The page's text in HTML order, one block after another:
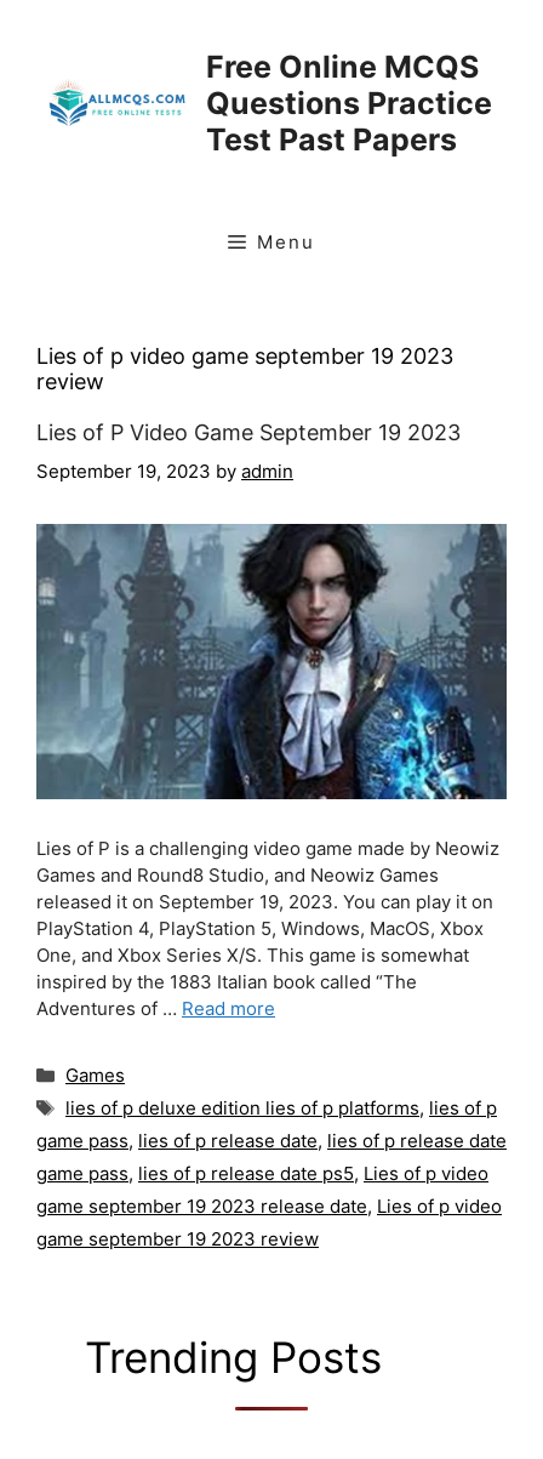
Free Online MCQS
Questions Practice
Test Past Papers
Menu
Lies of p video game september 19 2023
review
Lies of P Video Game September 19 2023
September 19, 2023 by admin
Lies of P is a challenging video game made by Neowiz
Games and Round8 Studio, and Neowiz Games
released it on September 19, 2023. You can play it on
PlayStation 4, PlayStation 5, Windows, MacOS, Xbox
One, and Xbox Series X/S. This game is somewhat
inspired by the 1883 Italian book called “The
Adventures of … Read more
Categories
Games
Tags
lies of p deluxe edition lies of p platforms, lies of p
game pass, lies of p release date, lies of p release date
game pass, lies of p release date ps5, Lies of p video
game september 19 2023 release date, Lies of p video
game september 19 2023 review
Trending Posts